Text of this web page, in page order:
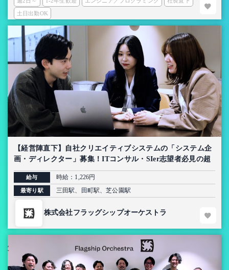
土日出勤OK
【経営陣直下】自社クリエイティブシステムの「システム企
画・ディレクター」募集！ITコンサル・SIer志望者必見の超
上流インターン【AI導入プロジェクト】
給与 時給：1,226円
最寄り駅 三田駅、田町駅、芝公園駅
株式会社フラッグシップオーケストラ